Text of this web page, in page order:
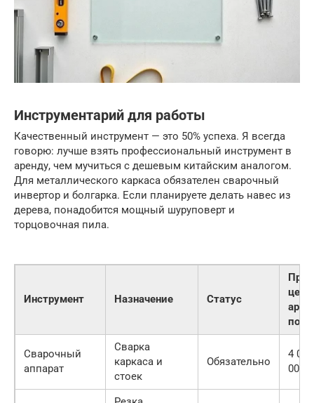
Инструментарий для работы
Качественный инструмент — это 50% успеха. Я всегда
говорю: лучше взять профессиональный инструмент в
аренду, чем мучиться с дешевым китайским аналогом.
Для металлического каркаса обязателен сварочный
инвертор и болгарка. Если планируете делать навес из
дерева, понадобится мощный шуруповерт и
торцовочная пила.
Инструмент Назначение Статус
цена
Сварочный
аппарат
Сварка
каркаса и
стоек
Обязательно
4
000